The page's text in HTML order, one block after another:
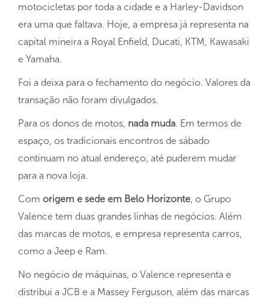
motocicletas por toda a cidade e a Harley-Davidson
era uma que faltava. Hoje, a empresa já representa na
capital mineira a Royal Enfield, Ducati, KTM, Kawasaki
e Yamaha.
Foi a deixa para o fechamento do negócio. Valores da
transação não foram divulgados.
Para os donos de motos, nada muda. Em termos de
espaço, os tradicionais encontros de sábado
continuam no atual endereço, até puderem mudar
para a nova loja.
Com origem e sede em Belo Horizonte , o Grupo
Valence tem duas grandes linhas de negócios. Além
das marcas de motos, e empresa representa carros,
como a Jeep e Ram.
No negócio de máquinas, o Valence representa e
distribui a JCB e a Massey Ferguson, além das marcas